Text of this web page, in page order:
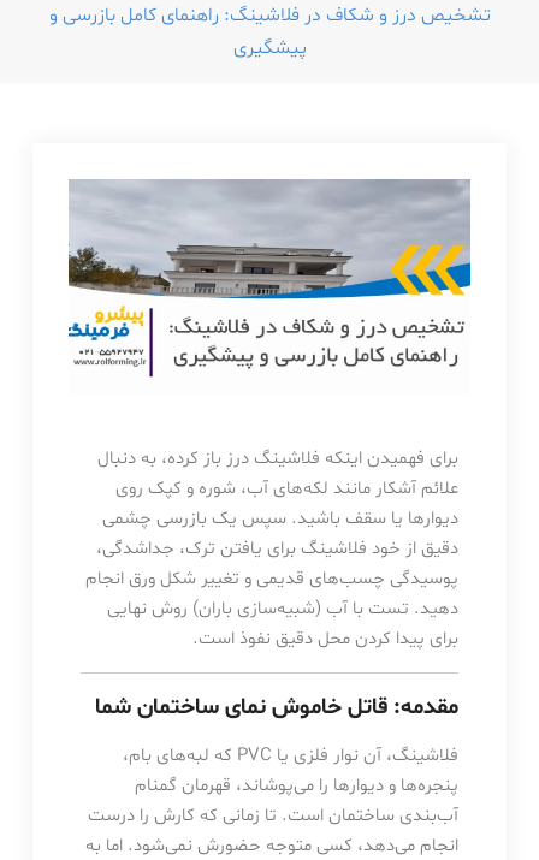
تشخیص درز و شکاف در فلاشینگ: راهنمای کامل بازرسی و
پیشگیری
برای فهمیدن اینکه فلاشینگ درز باز کرده، به دنبال
علائم آشکار مانند لکه‌های آب، شوره و کپک روی
دیوارها یا سقف باشید. سپس یک بازرسی چشمی
دقیق از خود فلاشینگ برای یافتن ترک، جداشدگی،
پوسیدگی چسب‌های قدیمی و تغییر شکل ورق انجام
دهید. تست با آب (شبیه‌سازی باران) روش نهایی
برای پیدا کردن محل دقیق نفوذ است.
مقدمه: قاتل خاموش نمای ساختمان شما
فلاشینگ، آن نوار فلزی یا PVC که لبه‌های بام،
پنجره‌ها و دیوارها را می‌پوشاند، قهرمان گمنام
آب‌بندی ساختمان است. تا زمانی که کارش را درست
انجام می‌دهد، کسی متوجه حضورش نمی‌شود. اما به